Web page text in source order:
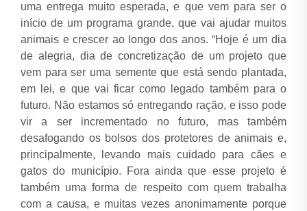
uma entrega muito esperada, e que vem para ser o
início de um programa grande, que vai ajudar muitos
animais e crescer ao longo dos anos. “Hoje é um dia
de alegria, dia de concretização de um projeto que
vem para ser uma semente que está sendo plantada,
em lei, e que vai ficar como legado também para o
futuro. Não estamos só entregando ração, e isso pode
vir a ser incrementado no futuro, mas também
desafogando os bolsos dos protetores de animais e,
principalmente, levando mais cuidado para cães e
gatos do município. Fora ainda que esse projeto é
também uma forma de respeito com quem trabalha
com a causa, e muitas vezes anonimamente porque